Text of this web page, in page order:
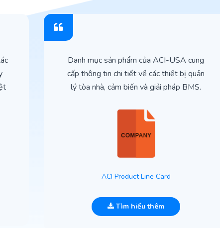
Danh mục sản phẩm của ACI-USA cung
cấp thông tin chi tiết về các thiết bị quản
lý tòa nhà, cảm biến và giải pháp BMS.
ACI Product Line Card
Tìm hiểu thêm